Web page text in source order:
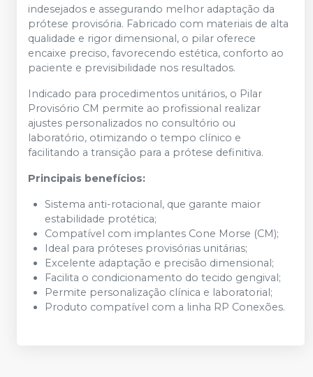
indesejados e assegurando melhor adaptação da
prótese provisória. Fabricado com materiais de alta
qualidade e rigor dimensional, o pilar oferece
encaixe preciso, favorecendo estética, conforto ao
paciente e previsibilidade nos resultados.
Indicado para procedimentos unitários, o Pilar
Provisório CM permite ao profissional realizar
ajustes personalizados no consultório ou
laboratório, otimizando o tempo clínico e
facilitando a transição para a prótese definitiva.
Principais benefícios:
Sistema anti-rotacional, que garante maior
estabilidade protética;
Compatível com implantes Cone Morse (CM);
Ideal para próteses provisórias unitárias;
Excelente adaptação e precisão dimensional;
Facilita o condicionamento do tecido gengival;
Permite personalização clínica e laboratorial;
Produto compatível com a linha RP Conexões.